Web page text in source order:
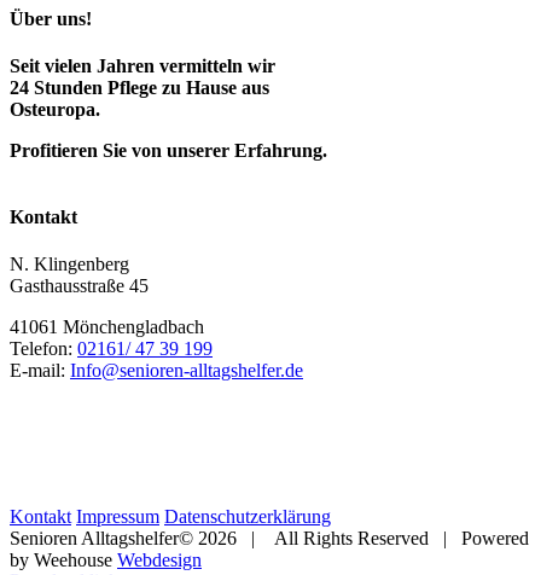
Über uns!
Seit vielen Jahren vermitteln wir
24 Stunden Pflege zu Hause aus
Osteuropa.
Profitieren Sie von unserer Erfahrung.
Kontakt
N. Klingenberg
Gasthausstraße 45
41061 Mönchengladbach
Telefon: 02161/ 47 39 199
E-mail: Info@senioren-alltagshelfer.de
Kontakt Impressum Datenschutzerklärung
Senioren Alltagshelfer© 2026 | All Rights Reserved | Powered
by Weehouse Webdesign